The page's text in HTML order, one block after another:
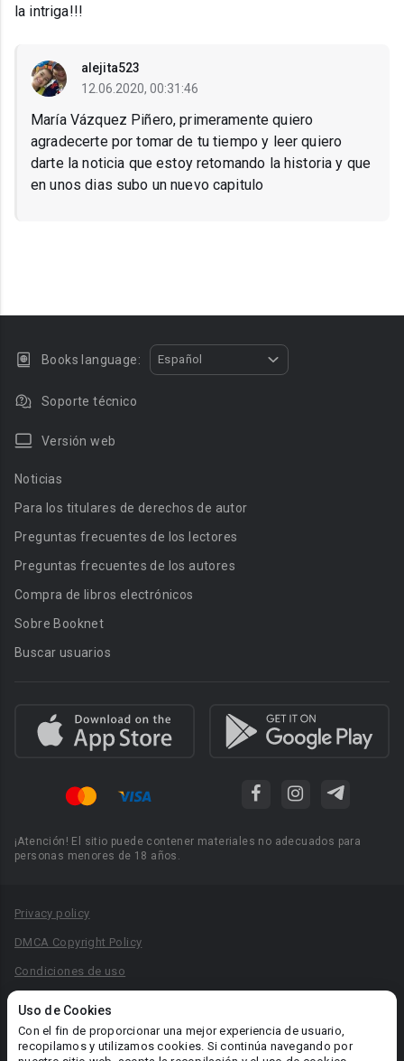
la intriga!!!
alejita523
12.06.2020, 00:31:46
María Vázquez Piñero, primeramente quiero
agradecerte por tomar de tu tiempo y leer quiero
darte la noticia que estoy retomando la historia y que
en unos dias subo un nuevo capitulo
Uso de Cookies
Con el fin de proporcionar una mejor experiencia de usuario,
recopilamos y utilizamos cookies. Si continúa navegando por
Books language: Español
Soporte técnico
Versión web
Noticias
Para los titulares de derechos de autor
Preguntas frecuentes de los lectores
Preguntas frecuentes de los autores
Compra de libros electrónicos
Sobre Booknet
Buscar usuarios
¡Atención! El sitio puede contener materiales no adecuados para
personas menores de 18 años.
Privacy policy
DMCA Copyright Policy
Condiciones de uso
Reglas para la publicación de libros
Área RR.PP.: pr@booknet.com